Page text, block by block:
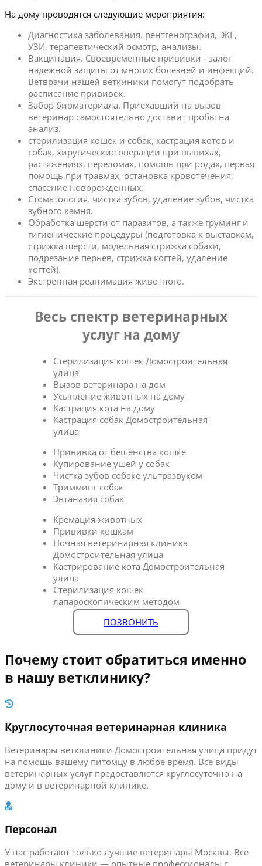
На дому проводятся следующие мероприятия:
Диагностика заболевания. рентгенография, ЭКГ,
УЗИ, терапевтический осмотр, анализы.
Вакцинация. Своевременные прививки - залог
надежной защиты от многих болезней и инфекций.
Ветврачи нашей веткиники помогут подобрать
расписание прививок.
Забор биоматериала. Приехавший на вызов
ветеринар самостоятельно доставит пробы на
анализ.
стерилизация кошек и собак, кастрация котов и
собак, хиругические операции при вывихах,
растяжениях, переломах, помощь при родах, первая
помощь при травмах, остановка кровотечения,
спасение новорожденных.
Стоматология. чистка зубов, удаление зубов, чистка
зубного камня.
Обработка шерсти от паразитов, а также груминг и
гигиенические процедуры (подготовка к выставкам,
стрижка шерсти, модельная стрижка собаки,
подрезание перьев, стрижка когтей, удаление
когтей).
Экстренная реанимация животного.
Весь спектр ветеринарных
услуг на дому
Стерилизация кошек Домостроительная
улица
Вызов ветеринара на дом
Усыпление животных на дому
Кастрация кота на дому
Кастрация собак Домостроительная
улица
Прививка от бешенства кошке
Купирование ушей у собак
Чистка зубов собаке ультразвуком
Тримминг собак
Эвтаназия собак
Кремация животных
Прививки кошкам
Ночная ветеринарная клиника
Домостроительная улица
Кастрирование кота Домостроительная
улица
Стерилизация кошек
лапароскопическим методом
ПОЗВОНИТЬ
Почему стоит обратиться именно
в нашу ветклинику?
Круглосуточная ветеринарная клиника
Ветеринары ветклиники Домостроительная улица придут
на помощь вашему питомцу в любое время. Все виды
ветеринарных услуг предоставлются круглосуточно на
дому и в ветеринарной клинике.
Персонал
У нас работают только лучшие ветеринары Москвы. Все